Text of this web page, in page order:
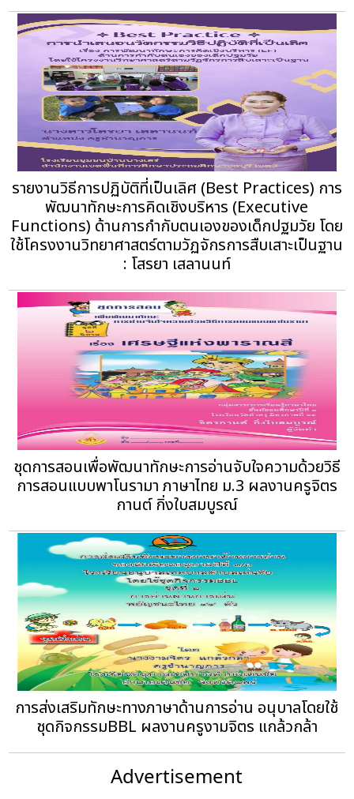
รายงานวิธีการปฏิบัติที่เป็นเลิศ (Best Practices) การ
พัฒนาทักษะการคิดเชิงบริหาร (Executive
Functions) ด้านการกำกับตนเองของเด็กปฐมวัย โดย
ใช้โครงงานวิทยาศาสตร์ตามวัฏจักรการสืบเสาะเป็นฐาน
: โสรยา เสลานนท์
ชุดการสอนเพื่อพัฒนาทักษะการอ่านจับใจความด้วยวิธี
การสอนแบบพาโนรามา ภาษาไทย ม.3 ผลงานครูจิตร
กานต์ กิ่งใบสมบูรณ์
การส่งเสริมทักษะทางภาษาด้านการอ่าน อนุบาลโดยใช้
ชุดกิจกรรมBBL ผลงานครูงามจิตร แกล้วกล้า
Advertisement